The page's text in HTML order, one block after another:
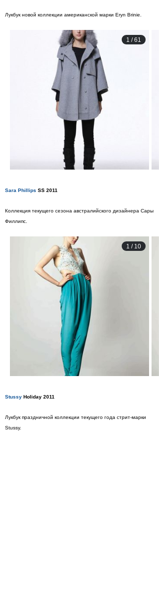
Лукбук новой коллекции американской марки Eryn Brinie.
1 /61
Sara Phillips SS 2011
Коллекция текущего сезона австралийского дизайнера Сары
Филлипс.
1 / 10
Stussy Holiday 2011
Лукбук праздничной коллекции текущего года стрит-марки
Stussy.